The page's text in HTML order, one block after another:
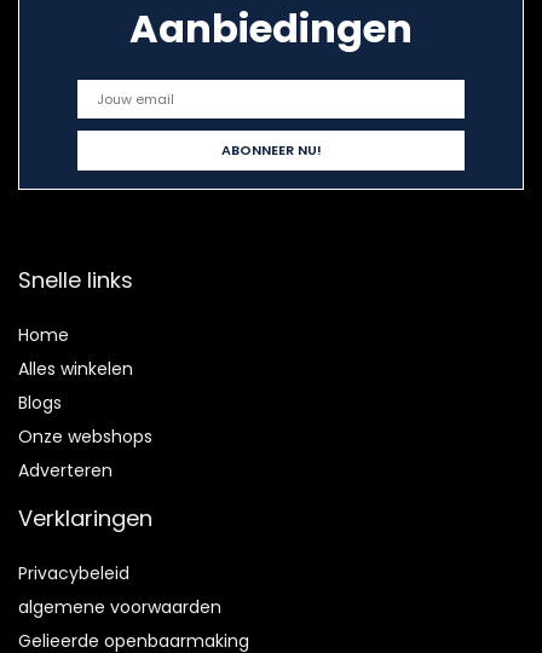
Aanbiedingen
Snelle links
Home
Alles winkelen
Blogs
Onze webshops
Adverteren
Verklaringen
Privacybeleid
algemene voorwaarden
Gelieerde openbaarmaking